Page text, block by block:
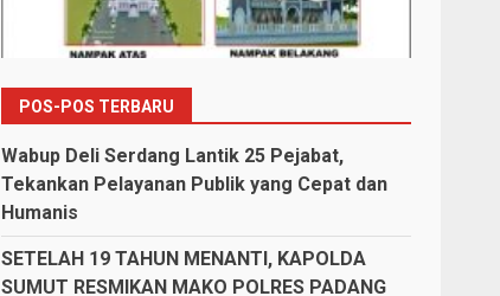
POS-POS TERBARU
Wabup Deli Serdang Lantik 25 Pejabat,
Tekankan Pelayanan Publik yang Cepat dan
Humanis
SETELAH 19 TAHUN MENANTI, KAPOLDA
SUMUT RESMIKAN MAKO POLRES PADANG